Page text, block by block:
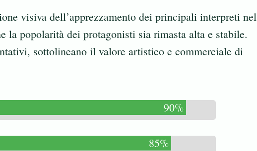
visiva dell’apprezzamento dei principali interpreti nel
la popolarità dei protagonisti sia rimasta alta e stabile.
sottolineano il valore artistico e commerciale di
90%
85%